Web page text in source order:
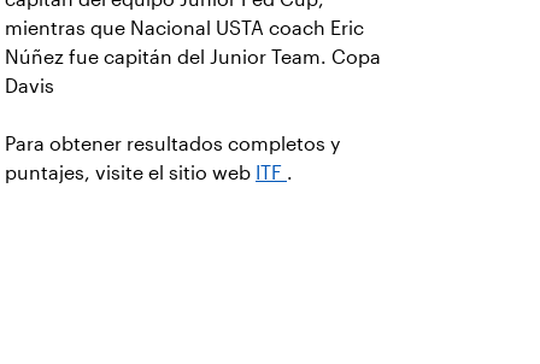
mientras que Nacional USTA coach Eric
Núñez fue capitán del Junior Team. Copa
Davis
Para obtener resultados completos y
puntajes, visite el sitio web ITF .